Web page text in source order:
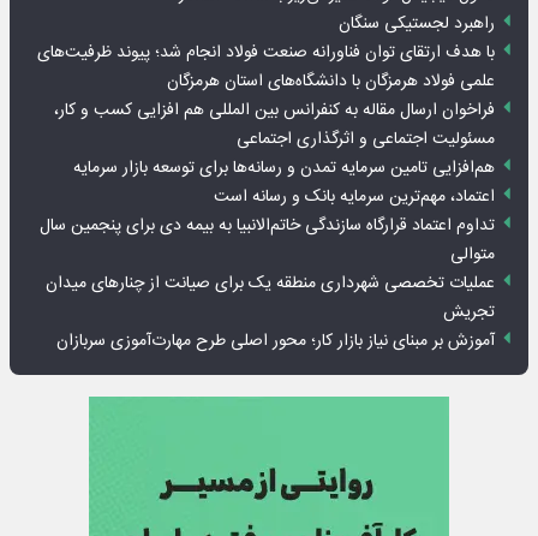
راهبرد لجستیکی سنگان
با هدف ارتقای توان فناورانه صنعت فولاد انجام شد؛ پیوند ظرفیت‌های
علمی فولاد هرمزگان با دانشگاه‌های استان هرمزگان
فراخوان ارسال مقاله به کنفرانس بین المللی هم افزایی کسب و کار،
مسئولیت اجتماعی و اثرگذاری اجتماعی
هم‌افزایی تامین سرمایه تمدن و رسانه‌ها برای توسعه بازار سرمایه
اعتماد، مهم‌ترین سرمایه بانک و رسانه است
تداوم اعتماد قرارگاه سازندگی خاتم‌الانبیا به بیمه دی برای پنجمین سال
متوالی
عملیات تخصصی شهرداری منطقه یک برای صیانت از چنارهای میدان
تجریش
آموزش بر مبنای نیاز بازار کار؛ محور اصلی طرح مهارت‌آموزی سربازان